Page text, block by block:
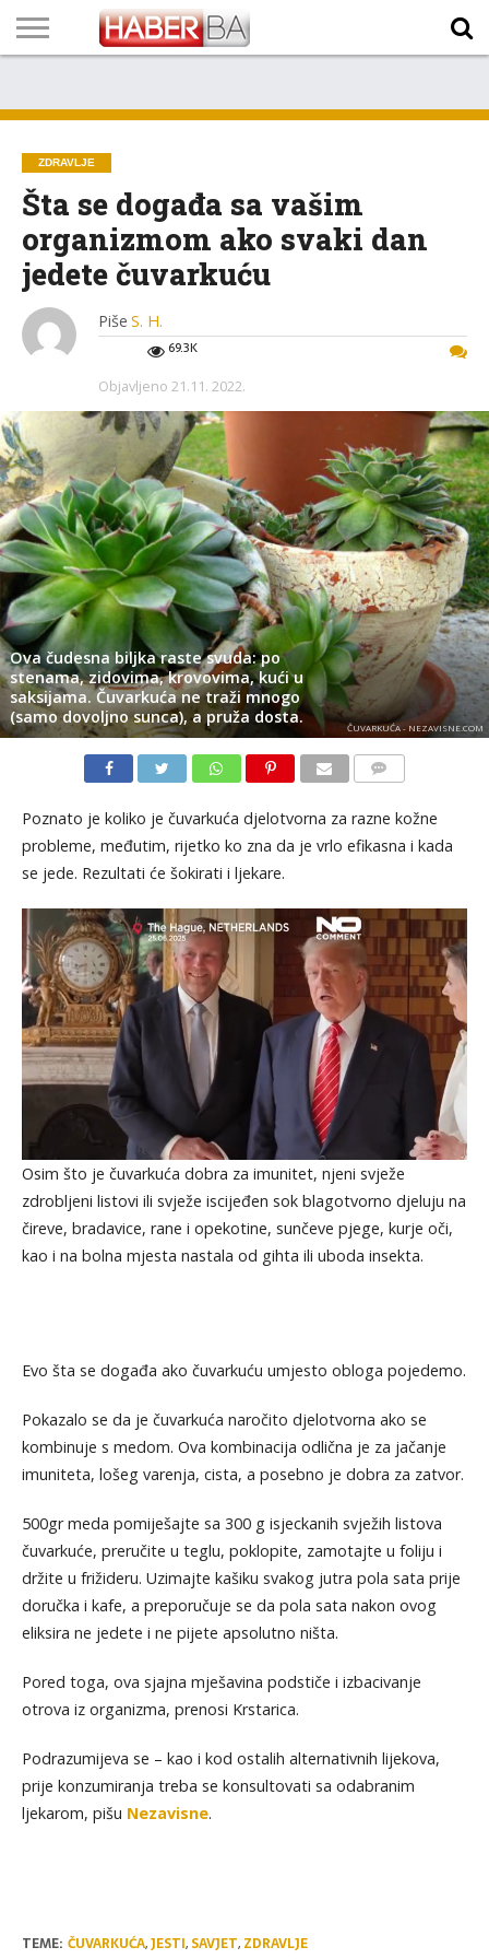
TECH
PROGRAM
PROGNOZA
PUTEVIMA
LISTA
NAMA
ZDRAVLJE
Šta se događa sa vašim
organizmom ako svaki dan
jedete čuvarkuću
Piše S. H.
69.3K
Objavljeno 21.11. 2022.
​Ova čudesna biljka raste svuda: po
stenama, zidovima, krovovima, kući u
saksijama. Čuvarkuća ne traži mnogo
(samo dovoljno sunca), a pruža dosta.
ČUVARKUĆA - NEZAVISNE.COM
Poznato je koliko je čuvarkuća djelotvorna za razne kožne
probleme, međutim, rijetko ko zna da je vrlo efikasna i kada
se jede. Rezultati će šokirati i ljekare.
Osim što je čuvarkuća dobra za imunitet, njeni svježe
zdrobljeni listovi ili svježe iscijeđen sok blagotvorno djeluju na
čireve, bradavice, rane i opekotine, sunčeve pjege, kurje oči,
kao i na bolna mjesta nastala od gihta ili uboda insekta.
Evo šta se događa ako čuvarkuću umjesto obloga pojedemo.
Pokazalo se da je čuvarkuća naročito djelotvorna ako se
kombinuje s medom. Ova kombinacija odlična je za jačanje
imuniteta, lošeg varenja, cista, a posebno je dobra za zatvor.
500gr meda pomiješajte sa 300 g isjeckanih svježih listova
čuvarkuće, preručite u teglu, poklopite, zamotajte u foliju i
držite u frižideru. Uzimajte kašiku svakog jutra pola sata prije
doručka i kafe, a preporučuje se da pola sata nakon ovog
eliksira ne jedete i ne pijete apsolutno ništa.
Pored toga, ova sjajna mješavina podstiče i izbacivanje
otrova iz organizma, prenosi Krstarica.
Podrazumijeva se – kao i kod ostalih alternativnih lijekova,
prije konzumiranja treba se konsultovati sa odabranim
ljekarom, pišu Nezavisne.
TEME: ČUVARKUĆA,JESTI, SAVJET, ZDRAVLJE